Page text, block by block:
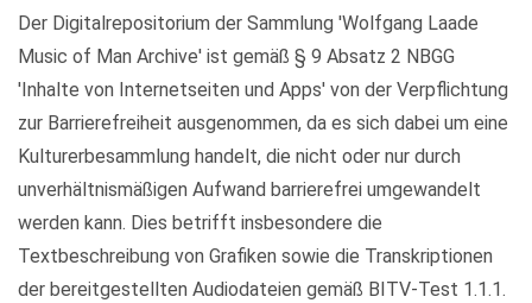
Der Digitalrepositorium der Sammlung 'Wolfgang Laade
Music of Man Archive' ist gemäß § 9 Absatz 2 NBGG
'Inhalte von Internetseiten und Apps' von der Verpflichtung
zur Barrierefreiheit ausgenommen, da es sich dabei um eine
Kulturerbesammlung handelt, die nicht oder nur durch
unverhältnismäßigen Aufwand barrierefrei umgewandelt
werden kann. Dies betrifft insbesondere die
Textbeschreibung von Grafiken sowie die Transkriptionen
der bereitgestellten Audiodateien gemäß BITV-Test 1.1.1.